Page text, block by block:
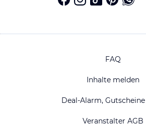
FAQ
Inhalte melden
Deal-Alarm,
Veranstalter AGB